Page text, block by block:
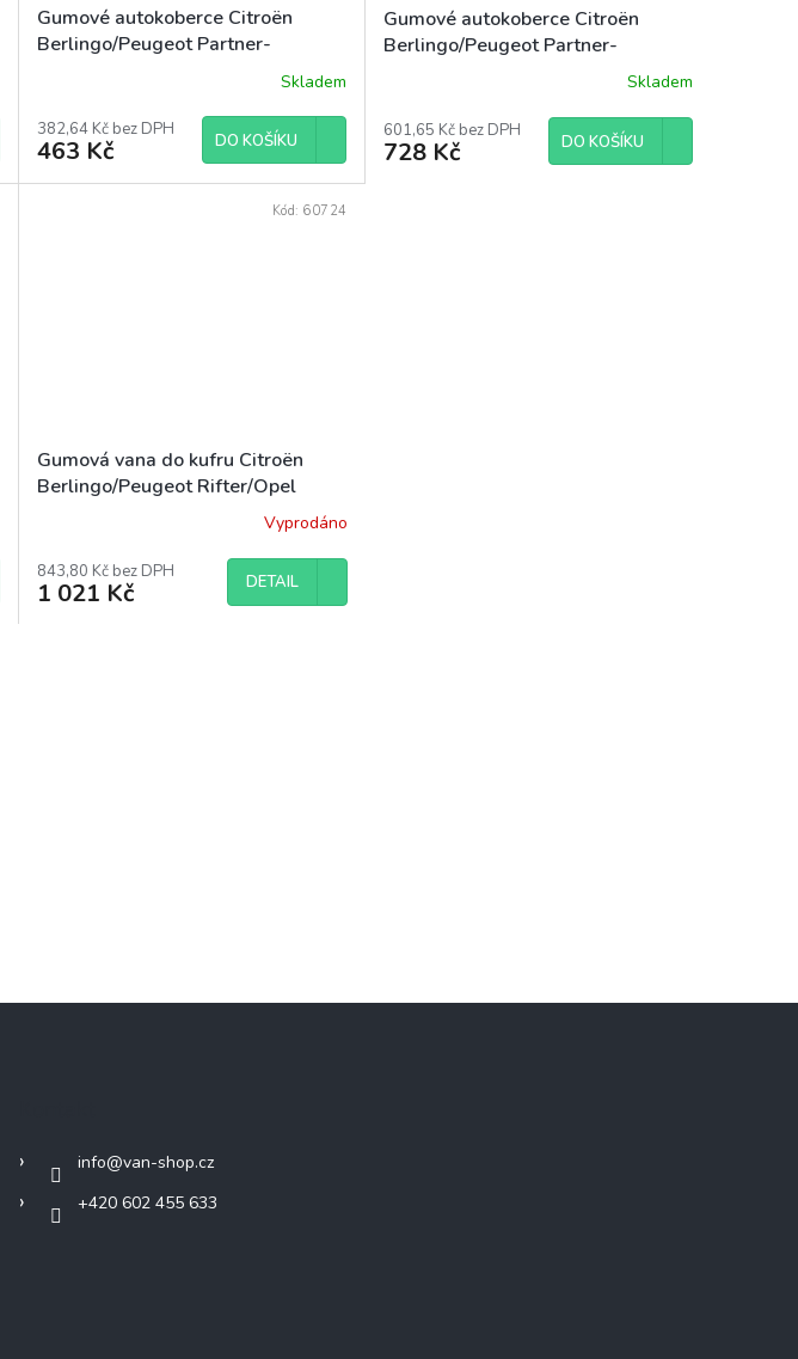
Gumové autokoberce Citroën
Berlingo/Peugeot Partner-
2019-
Skladem
382,64 Kč bez DPH
463 Kč DO KOŠÍKU
Gumové autokoberce Citroën
Berlingo/Peugeot Partner-
2019-
Skladem
601,65 Kč bez DPH
728 Kč DO KOŠÍKU
Gumová vana do kufru Citroën
Berlingo/Peugeot Rifter/Opel
Combo/Fiat Doblo/Toyota Proace
Vyprodáno
843,80 Kč bez DPH
1 021 Kč DETAIL
Kód: 60724
info@van-shop.cz
+420 602 455 633